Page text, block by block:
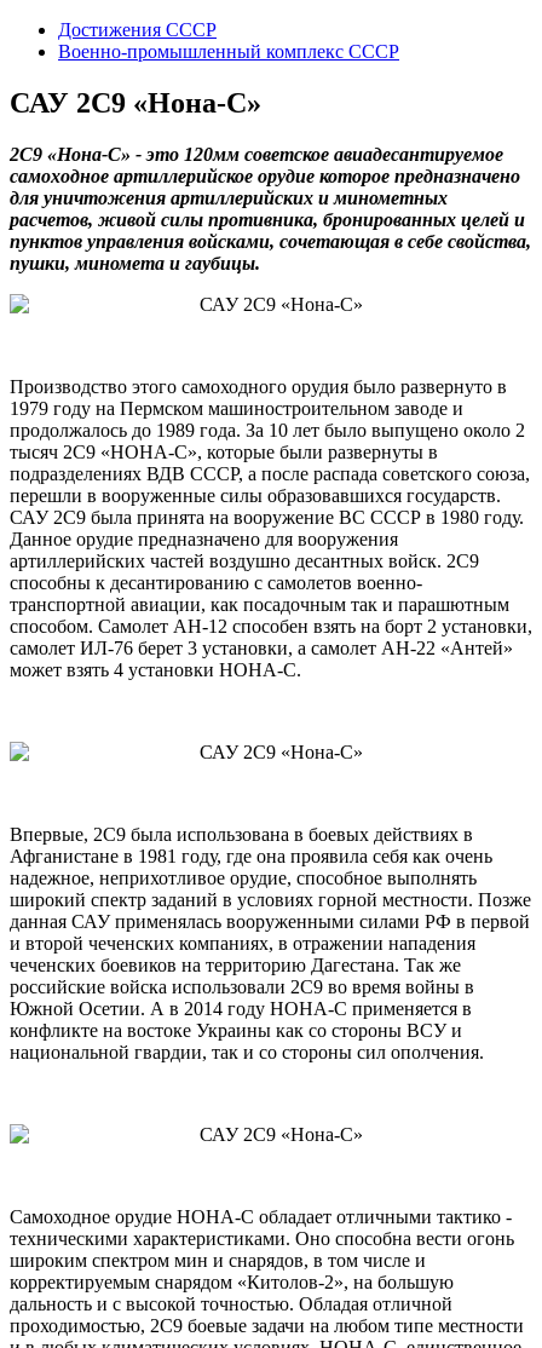
Достижения СССР
Военно-промышленный комплекс СССР
САУ 2С9 «Нона-С»
2С9 «Нона-С» - это 120мм советское авиадесантируемое
самоходное артиллерийское орудие которое предназначено
для уничтожения артиллерийских и минометных
расчетов, живой силы противника, бронированных целей и
пунктов управления войсками, сочетающая в себе свойства,
пушки, миномета и гаубицы.
Производство этого самоходного орудия было развернуто в
1979 году на Пермском машиностроительном заводе и
продолжалось до 1989 года. За 10 лет было выпущено около 2
тысяч 2С9 «НОНА-С», которые были развернуты в
подразделениях ВДВ СССР, а после распада советского союза,
перешли в вооруженные силы образовавшихся государств.
САУ 2С9 была принята на вооружение ВС СССР в 1980 году.
Данное орудие предназначено для вооружения
артиллерийских частей воздушно десантных войск. 2С9
способны к десантированию с самолетов военно-
транспортной авиации, как посадочным так и парашютным
способом. Самолет АН-12 способен взять на борт 2 установки,
самолет ИЛ-76 берет 3 установки, а самолет АН-22 «Антей»
может взять 4 установки НОНА-С.
Впервые, 2С9 была использована в боевых действиях в
Афганистане в 1981 году, где она проявила себя как очень
надежное, неприхотливое орудие, способное выполнять
широкий спектр заданий в условиях горной местности. Позже
данная САУ применялась вооруженными силами РФ в первой
и второй чеченских компаниях, в отражении нападения
чеченских боевиков на территорию Дагестана. Так же
российские войска использовали 2С9 во время войны в
Южной Осетии. А в 2014 году НОНА-С применяется в
конфликте на востоке Украины как со стороны ВСУ и
национальной гвардии, так и со стороны сил ополчения.
Самоходное орудие НОНА-С обладает отличными тактико -
техническими характеристиками. Оно способна вести огонь
широким спектром мин и снарядов, в том числе и
корректируемым снарядом «Китолов-2», на большую
дальность и с высокой точностью. Обладая отличной
проходимостью, 2С9 боевые задачи на любом типе местности